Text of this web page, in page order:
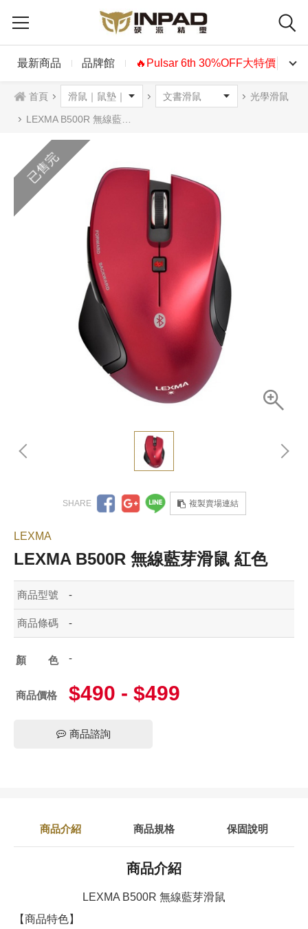
最新商品 品牌館 🔥Pulsar 6th 30%OFF大特價🔥
首頁 光學滑鼠
LEXMA B500R 無線藍芽滑鼠 紅色
已售完
複製賣場連結
LEXMA
LEXMA B500R 無線藍芽滑鼠 紅色
商品型號 -
商品條碼 -
顏色
-
商品價格 $490 - $499
商品諮詢
商品介紹 商品規格 保固說明
商品介紹
LEXMA B500R 無線藍芽滑鼠
【商品特色】